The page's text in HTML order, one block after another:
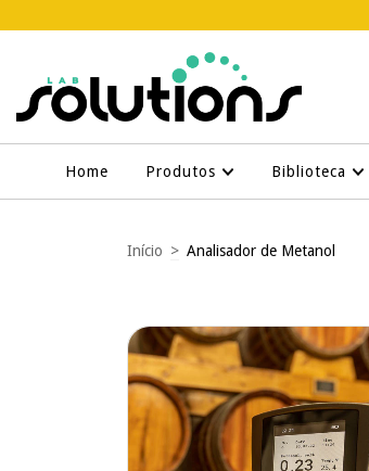
Home Produtos Biblioteca
Início > Analisador de Metanol